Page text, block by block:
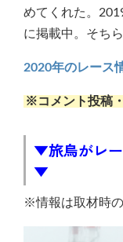
めてくれた。
に掲載中。そち
2020年のレース
※コメント投稿
▼旅烏がレ
▼
※情報は取材時の